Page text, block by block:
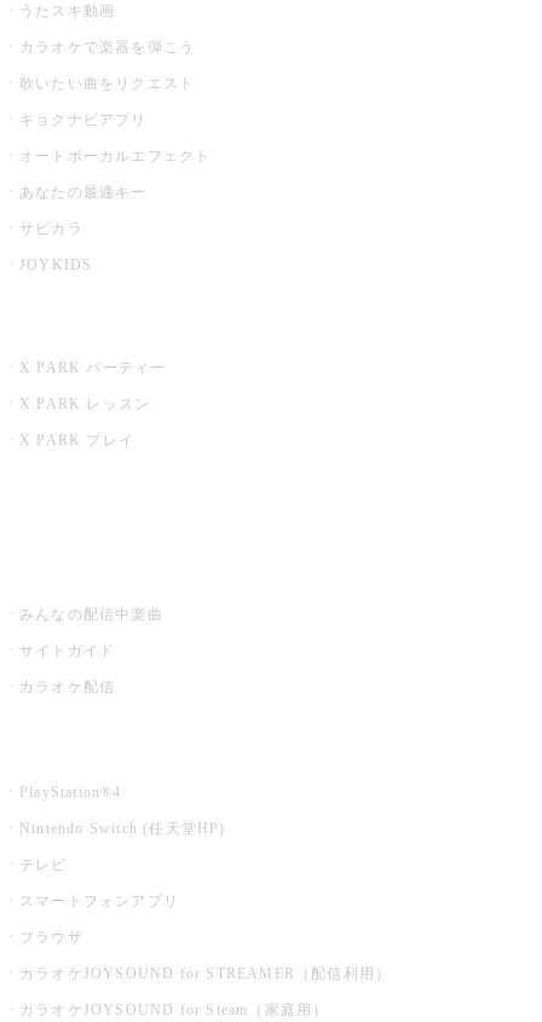
うたスキ動画
カラオケで楽器を弾こう
歌いたい曲をリクエスト
キョクナビアプリ
オートボーカルエフェクト
あなたの最適キー
サビカラ
JOYKIDS
X PARK パーティー
X PARK レッスン
X PARK プレイ
みんなの配信中楽曲
サイトガイド
カラオケ配信
PlayStation®4
Nintendo Switch (任天堂HP)
テレビ
スマートフォンアプリ
ブラウザ
カラオケJOYSOUND for STREAMER（配信利用）
カラオケJOYSOUND for Steam（家庭用）